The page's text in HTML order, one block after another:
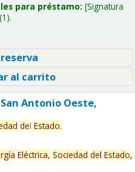
para préstamo: Signatura
(1).
al carrito
Antonio Oeste,
del Estado.
Eléctrica, Sociedad del Estado,